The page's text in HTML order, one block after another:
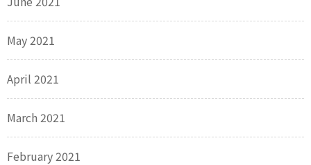
May 2021
April 2021
March 2021
February 2021